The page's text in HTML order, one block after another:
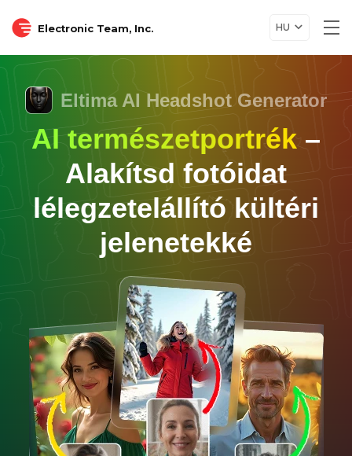
Electronic Team, Inc. HU
Eltima AI Headshot Generator
AI természetportrék –
Alakítsd fotóidat
lélegzetelállító kültéri
jelenetekké